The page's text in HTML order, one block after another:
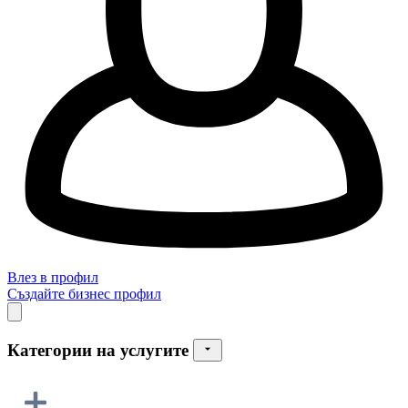
Влез в профил
Създайте бизнес профил
Категории на услугите